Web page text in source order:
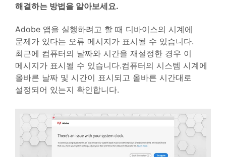
해결하는 방법을 알아보세요.
Adobe 앱을 실행하려고 할 때 디바이스의 시계에
문제가 있다는 오류 메시지가 표시될 수 있습니다.
최근에 컴퓨터의 날짜와 시간을 재설정한 경우 이
메시지가 표시될 수 있습니다.컴퓨터의 시스템 시계에
올바른 날짜 및 시간이 표시되고 올바른 시간대로
설정되어 있는지 확인합니다.